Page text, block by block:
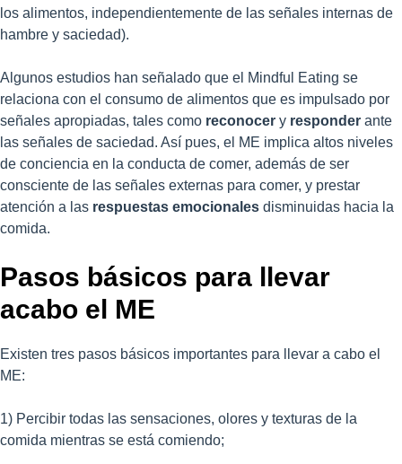
los alimentos, independientemente de las señales internas de
hambre y saciedad).
Algunos estudios han señalado que el Mindful Eating se
relaciona con el consumo de alimentos que es impulsado por
señales apropiadas, tales como reconocer y responder ante
las señales de saciedad. Así pues, el ME implica altos niveles
de conciencia en la conducta de comer, además de ser
consciente de las señales externas para comer, y prestar
atención a las respuestas emocionales disminuidas hacia la
comida.
Pasos básicos para llevar
acabo el ME
Existen tres pasos básicos importantes para llevar a cabo el
ME:
1) Percibir todas las sensaciones, olores y texturas de la
comida mientras se está comiendo;